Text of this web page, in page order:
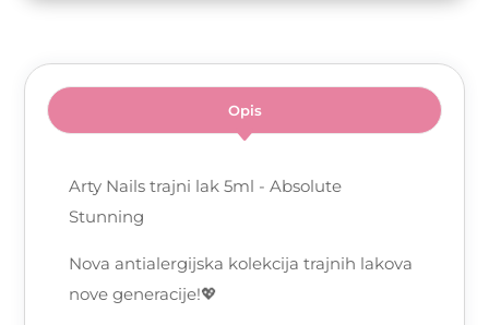
Opis
Arty Nails trajni lak 5ml - Absolute
Stunning
Nova antialergijska kolekcija trajnih lakova
nove generacije!💖